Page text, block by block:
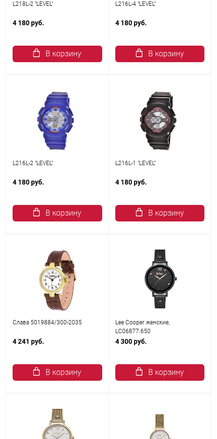
L218L-2 "LEVEL"
4 180 руб.
В корзину
L216L-4 "LEVEL"
4 180 руб.
В корзину
L216L-2 "LEVEL"
4 180 руб.
В корзину
L216L-1 "LEVEL"
4 180 руб.
В корзину
Слава 5019884/300-2035
4 241 руб.
В корзину
Lee Cooper женские,
LC06877.650
4 300 руб.
В корзину